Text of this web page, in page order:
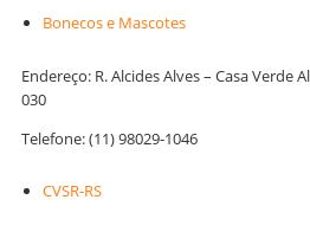
Bonecos e Mascotes
Endereço: R. Alcides Alves – Casa Verde
030
Telefone: (11) 98029-1046
CVSR-RS